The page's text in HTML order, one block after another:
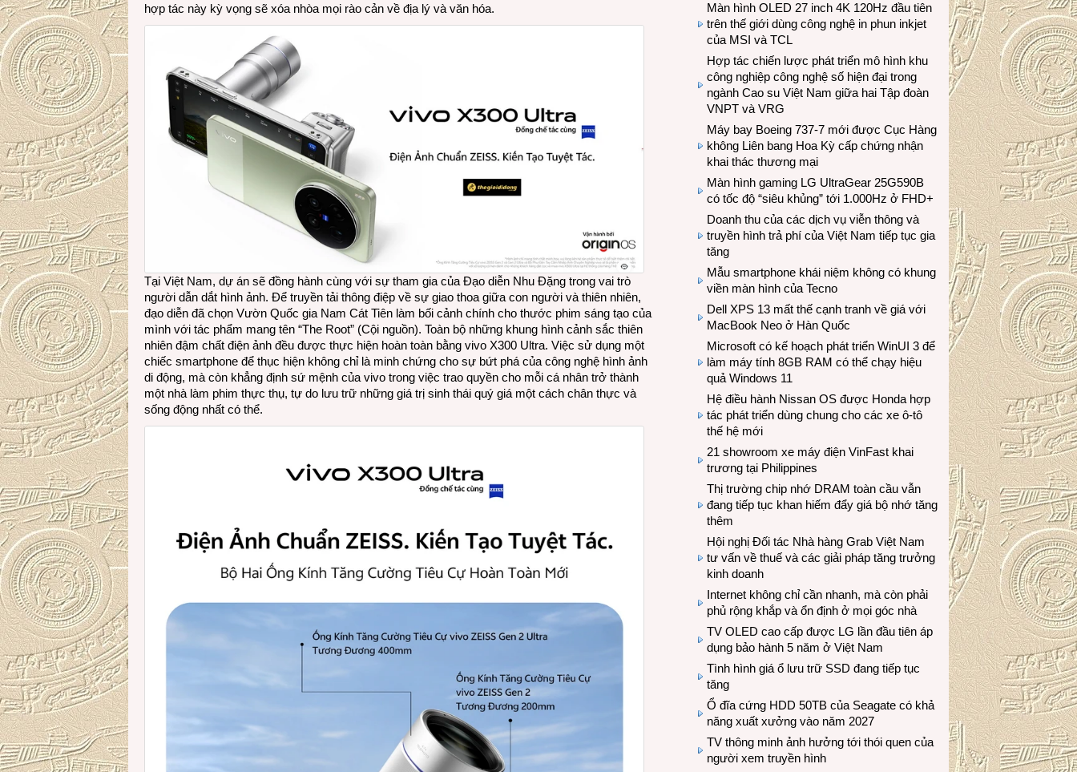
hợp tác này kỳ vọng sẽ xóa nhòa mọi rào cản về địa lý và văn hóa.
Tại Việt Nam, dự án sẽ đồng hành cùng với sự tham gia của Đạo diễn Nhu Đặng trong vai trò
người dẫn dắt hình ảnh. Để truyền tải thông điệp về sự giao thoa giữa con người và thiên nhiên,
đạo diễn đã chọn Vườn Quốc gia Nam Cát Tiên làm bối cảnh chính cho thước phim sáng tạo của
mình với tác phẩm mang tên “The Root” (Cội nguồn). Toàn bộ những khung hình cảnh sắc thiên
nhiên đậm chất điện ảnh đều được thực hiện hoàn toàn bằng vivo X300 Ultra. Việc sử dụng một
chiếc smartphone để thục hiện không chỉ là minh chứng cho sự bứt phá của công nghệ hình ảnh
di động, mà còn khẳng định sứ mệnh của vivo trong việc trao quyền cho mỗi cá nhân trở thành
một nhà làm phim thực thụ, tự do lưu trữ những giá trị sinh thái quý giá một cách chân thực và
sống động nhất có thể.
Màn hình OLED 27 inch 4K 120Hz đầu tiên
trên thế giới dùng công nghệ in phun inkjet
của MSI và TCL
Hợp tác chiến lược phát triển mô hình khu
công nghiệp công nghệ số hiện đại trong
ngành Cao su Việt Nam giữa hai Tập đoàn
VNPT và VRG
Máy bay Boeing 737-7 mới được Cục Hàng
không Liên bang Hoa Kỳ cấp chứng nhận
khai thác thương mại
Màn hình gaming LG UltraGear 25G590B
có tốc độ “siêu khủng” tới 1.000Hz ở FHD+
Doanh thu của các dịch vụ viễn thông và
truyền hình trả phí của Việt Nam tiếp tục gia
tăng
Mẫu smartphone khái niệm không có khung
viền màn hình của Tecno
Dell XPS 13 mất thế cạnh tranh về giá với
MacBook Neo ở Hàn Quốc
Microsoft có kế hoạch phát triển WinUI 3 để
làm máy tính 8GB RAM có thể chạy hiệu
quả Windows 11
Hệ điều hành Nissan OS được Honda hợp
tác phát triển dùng chung cho các xe ô-tô
thế hệ mới
21 showroom xe máy điện VinFast khai
trương tại Philippines
Thị trường chip nhớ DRAM toàn cầu vẫn
đang tiếp tục khan hiếm đẩy giá bộ nhớ tăng
thêm
Hội nghị Đối tác Nhà hàng Grab Việt Nam
tư vấn về thuế và các giải pháp tăng trưởng
kinh doanh
Internet không chỉ cần nhanh, mà còn phải
phủ rộng khắp và ổn định ở mọi góc nhà
TV OLED cao cấp được LG lần đầu tiên áp
dụng bảo hành 5 năm ở Việt Nam
Tình hình giá ổ lưu trữ SSD đang tiếp tục
tăng
Ổ đĩa cứng HDD 50TB của Seagate có khả
năng xuất xưởng vào năm 2027
TV thông minh ảnh hưởng tới thói quen của
người xem truyền hình